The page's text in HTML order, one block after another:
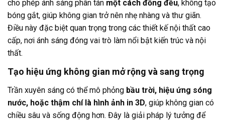
cho phép ánh sáng phân tán một cách đồng đều, không tạo
bóng gắt, giúp không gian trở nên nhẹ nhàng và thư giãn.
Điều này đặc biệt quan trọng trong các thiết kế nội thất cao
cấp, nơi ánh sáng đóng vai trò làm nổi bật kiến trúc và nội
thất.
Tạo hiệu ứng không gian mở rộng và sang trọng
Trần xuyên sáng có thể mô phỏng bầu trời, hiệu ứng sóng
nước, hoặc thậm chí là hình ảnh in 3D, giúp không gian có
chiều sâu và sống động hơn. Đây là giải pháp lý tưởng để